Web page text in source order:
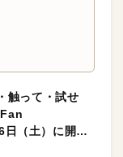
触って・試せ
（土）に開催